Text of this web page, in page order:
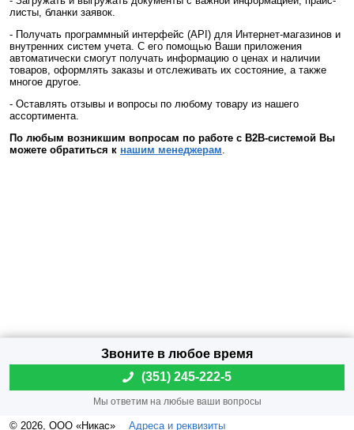
листы, бланки заявок.
- Получать программный интерфейс (API) для Интернет-магазинов и
внутренних систем учета. С его помощью Ваши приложения
автоматически смогут получать информацию о ценах и наличии
товаров, оформлять заказы и отслеживать их состояние, а также
многое другое.
- Оставлять отзывы и вопросы по любому товару из нашего
ассортимента.
По любым возникшим вопросам по работе с B2B-системой Вы
можете обратиться к нашим менеджерам.
© 2026, ООО «Никас» Адреса и реквизиты
(351) 245-222-5